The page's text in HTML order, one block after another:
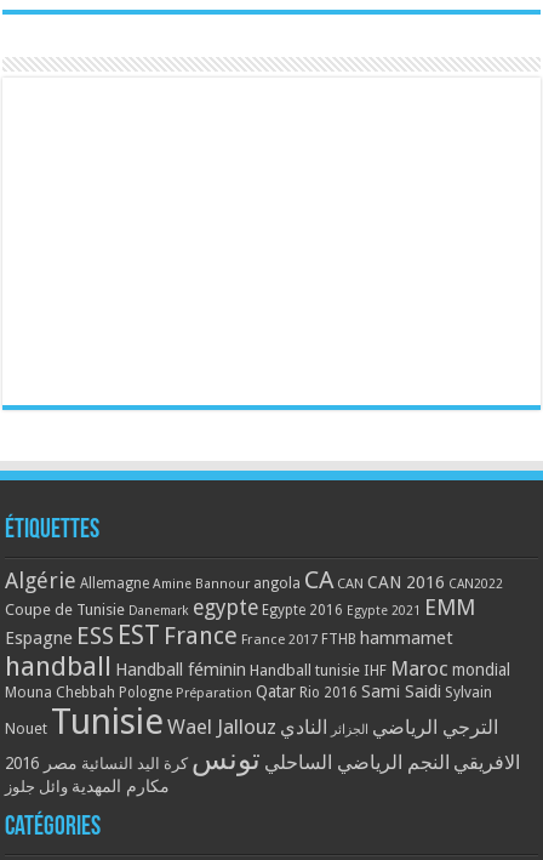
Étiquettes
Algérie Allemagne Amine Bannour angola CA CAN CAN 2016 CAN2022
Coupe de Tunisie Danemark egypte Egypte 2016 Egypte 2021 EMM
Espagne ESS EST France France 2017 FTHB hammamet
handball Handball féminin Handball tunisie IHF Maroc mondial
Mouna Chebbah Pologne Préparation Qatar Rio 2016 Sami Saidi Sylvain
Nouet Tunisie Wael Jallouz الترجي الرياضي الجزائر النادي
الافريقي النجم الرياضي الساحلي تونس كرة اليد النسائية مصر 2016
مكارم المهدية وائل جلوز
Catégories